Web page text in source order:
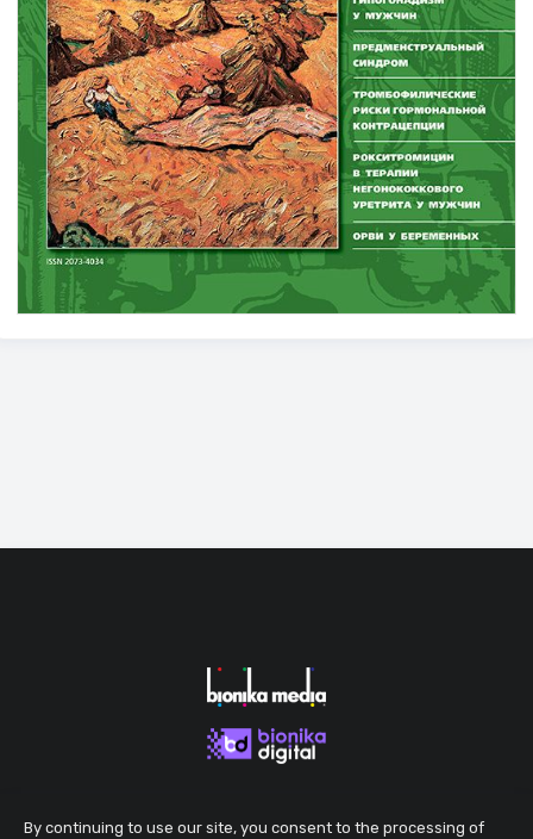
By continuing to use our site, you consent to the processing of